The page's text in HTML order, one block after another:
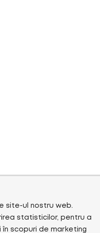
site-ul nostru web.
statisticilor, pentru a
scopuri de marketing